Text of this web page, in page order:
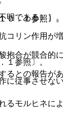
である）］。
リン作用が増
合が競合的
との報告が
モルヒネに
．１参照〕。
１参照〕。
従事させない